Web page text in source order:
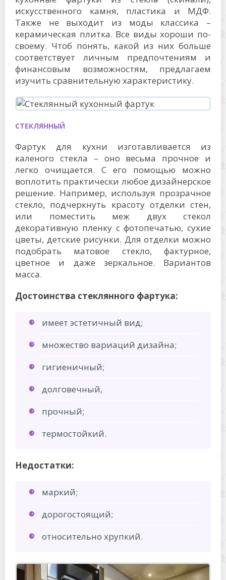
искусственного камня, пластика и МДФ.
Также не выходит из моды классика –
керамическая плитка. Все виды хороши по-
своему. Чтоб понять, какой из них больше
соответствует личным предпочтениям и
финансовым возможностям, предлагаем
изучить сравнительную характеристику.
СТЕКЛЯННЫЙ
Фартук для кухни изготавливается из
каленого стекла – оно весьма прочное и
легко очищается. С его помощью можно
воплотить практически любое дизайнерское
решение. Например, используя прозрачное
стекло, подчеркнуть красоту отделки стен,
или поместить меж двух стекол
декоративную пленку с фотопечатью, сухие
цветы, детские рисунки. Для отделки можно
подобрать матовое стекло, фактурное,
цветное и даже зеркальное. Вариантов
масса.
Достоинства стеклянного фартука:
имеет эстетичный вид;
множество вариаций дизайна;
гигиеничный;
долговечный,
прочный;
термостойкий.
Недостатки:
маркий;
дорогостоящий;
относительно хрупкий.